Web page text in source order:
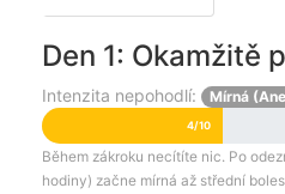
Den 1: Okamžitě
Intenzita nepohodlí: Mírná
4/10
Během zákroku necítíte nic. Po
hodiny) začne mírná až střední